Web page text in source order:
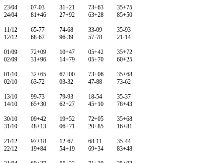
23/04 07-03 31+21 73+63 35+75
24/04 81+46 27+92 63+28 85+50
11/12 65-77 74-68 33-09 35-93
12/12 68-67 96-39 57-78 21-14
01/09 72+09 10+47 05+42 35+72
02/09 31+96 14+79 05+70 60+25
01/10 32+65 67+00 73+06 35+68
02/10 63-72 03-32 47-88 73-62
13/10 99-73 79-93 18-54 35-37
14/10 65+30 62+27 45+10 78+43
30/10 09+42 19+52 72+05 35+68
31/10 48+13 06+71 20+85 16+81
21/12 97+18 12-67 68-11 35-44
22/12 19+84 54+19 69+34 83+48